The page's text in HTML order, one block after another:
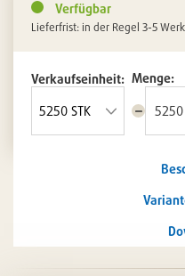
Verfügbar
Lieferfrist: in der Regel 3-5
Verkaufseinheit: Menge:
Menge